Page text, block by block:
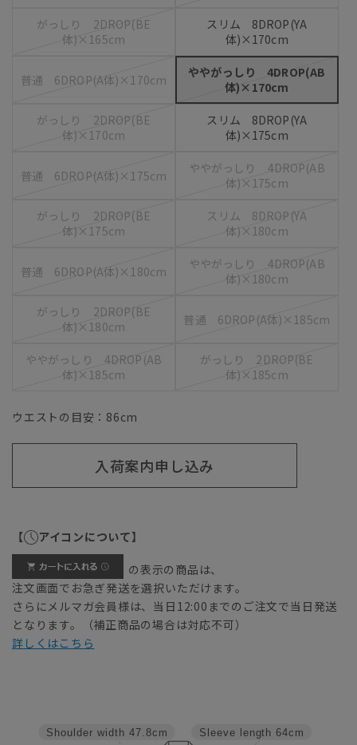
がっしり 2DROP(BE
体)×165cm
スリム 8DROP(YA
体)×170cm
普通 6DROP(A体)×170cm
ややがっしり 4DROP(AB
体)×170cm
がっしり 2DROP(BE
体)×170cm
スリム 8DROP(YA
体)×175cm
普通 6DROP(A体)×175cm
ややがっしり 4DROP(AB
体)×175cm
がっしり 2DROP(BE
体)×175cm
スリム 8DROP(YA
体)×180cm
普通 6DROP(A体)×180cm
ややがっしり 4DROP(AB
体)×180cm
がっしり 2DROP(BE
体)×180cm
普通 6DROP(A体)×185cm
ややがっしり 4DROP(AB
体)×185cm
がっしり 2DROP(BE
体)×185cm
ウエストの目安： 86cm
入荷案内申し込み
【 アイコンについて】
の表示の商品は、
注文画面でお急ぎ発送を選択いただけます。
さらにメルマガ会員様は、当日12:00までのご注文で当日発送
となります。（補正商品の場合は対応不可）
詳しくはこちら
Sleeve length 64cm
Shoulder width 47.8cm